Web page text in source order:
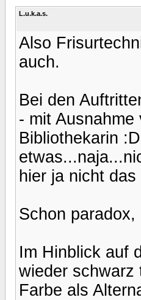
L.u.k.a.s.
Also
auch.
Bei den
- mit
Bibliothekarin
hier ja nicht das
Schon
Im Hinblick auf
wieder schwarz
Farbe als